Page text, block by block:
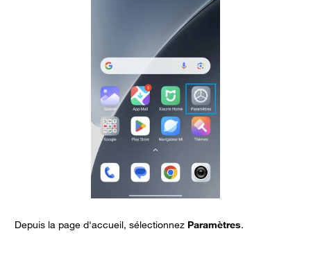
Depuis la page d'accueil, sélectionnez Paramètres.